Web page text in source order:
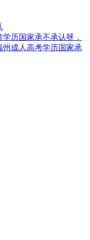
历国家承不承认呀，
成人高考学历国家承